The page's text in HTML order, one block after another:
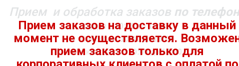
Прием и обработка заказов по
Будни c 10:00до19:00
Суббота c10:00 до18:00
Воскресенье c 10:00до17:00